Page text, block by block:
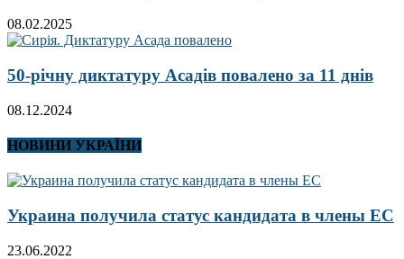
08.02.2025
50-річну диктатуру Асадів повалено за 11 днів
08.12.2024
НОВИНИ УКРАЇНИ
Украина получила статус кандидата в члены ЕС
23.06.2022